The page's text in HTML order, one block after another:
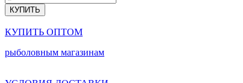
КУПИТЬ
КУПИТЬ ОПТОМ
рыболовным магазинам